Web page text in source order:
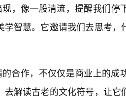
现，像一股清流，提醒我们
学智慧。它邀请我们去思考
合作，不仅仅是商业上的成
去解读古老的文化符号，让